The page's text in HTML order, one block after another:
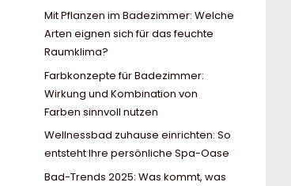
Mit Pflanzen im Badezimmer: Welche
Arten eignen sich für das feuchte
Raumklima?
Farbkonzepte für Badezimmer:
Wirkung und Kombination von
Farben sinnvoll nutzen
Wellnessbad zuhause einrichten: So
entsteht Ihre persönliche Spa-Oase
Bad-Trends 2025: Was kommt, was